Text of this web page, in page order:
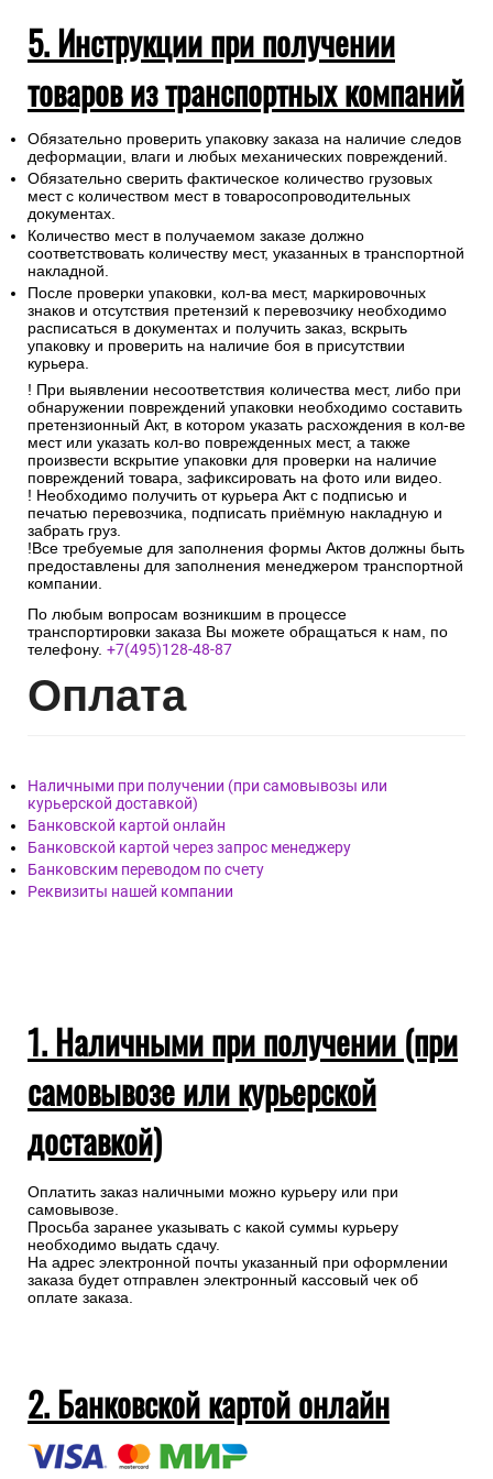
5. Инструкции при получении
товаров из транспортных компаний
Обязательно проверить упаковку заказа на наличие следов
деформации, влаги и любых механических повреждений.
Обязательно сверить фактическое количество грузовых
мест с количеством мест в товаросопроводительных
документах.
Количество мест в получаемом заказе должно
соответствовать количеству мест, указанных в транспортной
накладной.
После проверки упаковки, кол-ва мест, маркировочных
знаков и отсутствия претензий к перевозчику необходимо
расписаться в документах и получить заказ, вскрыть
упаковку и проверить на наличие боя в присутствии
курьера.
! При выявлении несоответствия количества мест, либо при
обнаружении повреждений упаковки необходимо составить
претензионный Акт, в котором указать расхождения в кол-ве
мест или указать кол-во поврежденных мест, а также
произвести вскрытие упаковки для проверки на наличие
повреждений товара, зафиксировать на фото или видео.
! Необходимо получить от курьера Акт с подписью и
печатью перевозчика, подписать приёмную накладную и
забрать груз.
!Все требуемые для заполнения формы Актов должны быть
предоставлены для заполнения менеджером транспортной
компании.
По любым вопросам возникшим в процессе
транспортировки заказа Вы можете обращаться к нам, по
телефону. +7(495)128-48-87
Оплата
Наличными при получении (при самовывозы или
курьерской доставкой)
Банковской картой онлайн
Банковской картой через запрос менеджеру
Банковским переводом по счету
Реквизиты нашей компании
1. Наличными при получении (при
самовывозе или курьерской
доставкой)
Оплатить заказ наличными можно курьеру или при
самовывозе.
Просьба заранее указывать с какой суммы курьеру
необходимо выдать сдачу.
На адрес электронной почты указанный при оформлении
заказа будет отправлен электронный кассовый чек об
оплате заказа.
2. Банковской картой онлайн